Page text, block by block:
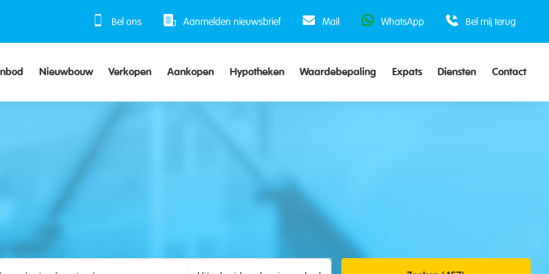
Bel ons Aanmelden nieuwsbrief Mail WhatsApp Bel mij terug
Nieuwbouw Verkopen Aankopen Hypotheken Waardebepaling Expats Diensten Contact